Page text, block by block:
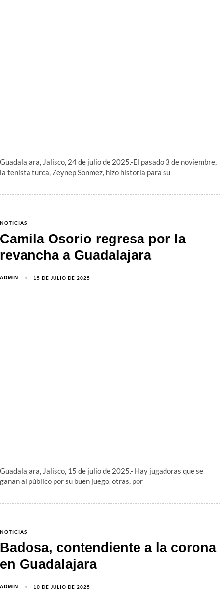
Guadalajara, Jalisco, 24 de julio de 2025.-El pasado 3 de noviembre,
la tenista turca, Zeynep Sonmez, hizo historia para su
NOTICIAS
Camila Osorio regresa por la
revancha a Guadalajara
ADMIN 15 DE JULIO DE 2025
Guadalajara, Jalisco, 15 de julio de 2025.- Hay jugadoras que se
ganan al público por su buen juego, otras, por
NOTICIAS
Badosa, contendiente a la corona
en Guadalajara
ADMIN 10 DE JULIO DE 2025